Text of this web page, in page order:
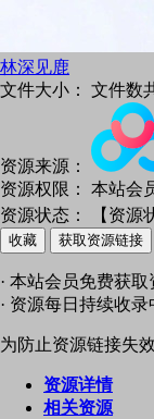
林深见鹿
文件大小：
文件数
资源来源：
资源权限：
本站会
资源状态：
【资源
收藏 获取资源链接
· 本站会员免费获
· 资源每日持续收录
为防止资源链接失
资源详情
相关资源